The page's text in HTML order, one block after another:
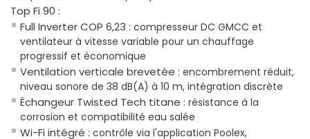
Top Fi 90 :
Full Inverter COP 6,23 : compresseur DC GMCC et
ventilateur à vitesse variable pour un chauffage
progressif et économique
Ventilation verticale brevetée : encombrement réduit,
niveau sonore de 38 dB(A) à 10 m, intégration discrète
Échangeur Twisted Tech titane : résistance à la
corrosion et compatibilité eau salée
Wi-Fi intégré : contrôle via l'application Poolex,